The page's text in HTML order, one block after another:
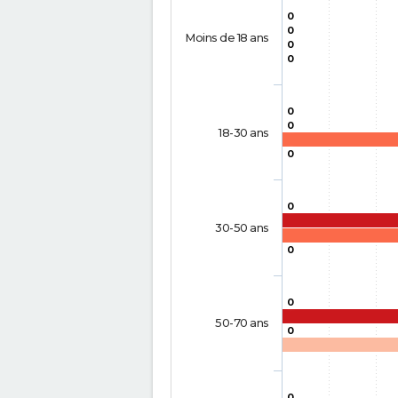
0
0
0
0
0
0
0
0
0
0
0
Moins de 18 ans
18-30 ans
30-50 ans
50-70 ans